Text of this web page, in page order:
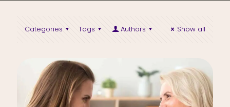
Categories Tags Authors Show all